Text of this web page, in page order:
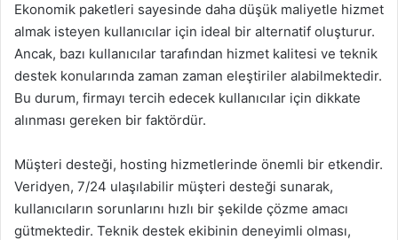
Ekonomik paketleri sayesinde daha düşük maliyetle hizmet
almak isteyen kullanıcılar için ideal bir alternatif oluşturur.
Ancak, bazı kullanıcılar tarafından hizmet kalitesi ve teknik
destek konularında zaman zaman eleştiriler alabilmektedir.
Bu durum, firmayı tercih edecek kullanıcılar için dikkate
alınması gereken bir faktördür.
Müşteri desteği, hosting hizmetlerinde önemli bir etkendir.
Veridyen, 7/24 ulaşılabilir müşteri desteği sunarak,
kullanıcıların sorunlarını hızlı bir şekilde çözme amacı
gütmektedir. Teknik destek ekibinin deneyimli olması,